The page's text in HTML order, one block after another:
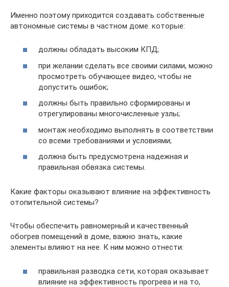
Именно поэтому приходится создавать собственные
автономные системы в частном доме. которые:
должны обладать высоким КПД;
при желании сделать все своими силами, можно
просмотреть обучающее видео, чтобы не
допустить ошибок;
должны быть правильно сформированы и
отрегулированы многочисленные узлы;
монтаж необходимо выполнять в соответствии
со всеми требованиями и условиями;
должна быть предусмотрена надежная и
правильная обвязка системы.
Какие факторы оказывают влияние на эффективность
отопительной системы?
Чтобы обеспечить равномерный и качественный
обогрев помещений в доме, важно знать, какие
элементы влияют на нее. К ним можно отнести:
правильная разводка сети, которая оказывает
влияние на эффективность прогрева и на то,